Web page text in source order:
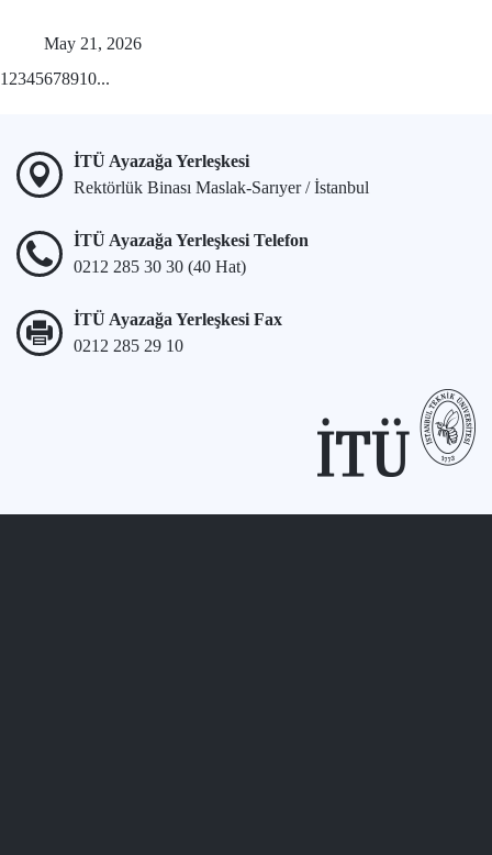
May 21, 2026
1 2345678910...
İTÜ Ayazağa Yerleşkesi
Rektörlük Binası Maslak-Sarıyer / İstanbul
İTÜ Ayazağa Yerleşkesi Telefon
0212 285 30 30 (40 Hat)
İTÜ Ayazağa Yerleşkesi Fax
0212 285 29 10